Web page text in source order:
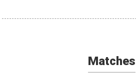
Matches